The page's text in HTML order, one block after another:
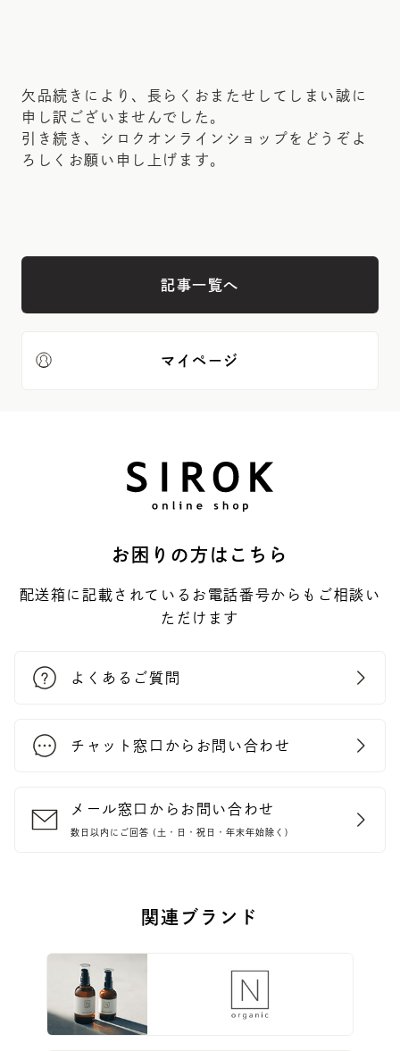
欠品続きにより、長らくおまたせしてしまい誠に
申し訳ございませんでした。
引き続き、シロクオンラインショップをどうぞよ
ろしくお願い申し上げます。
記事一覧へ
マイページ
お困りの方はこちら
配送箱に記載されているお電話番号からもご相談い
ただけます
よくあるご質問
チャット窓口からお問い合わせ
メール窓口からお問い合わせ
数日以内にご回答 (土・日・祝日・年末年始除く)
関連ブランド